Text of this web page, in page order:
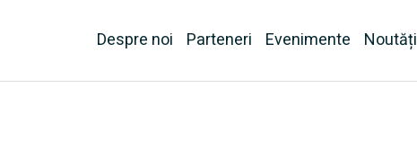
Despre noi Parteneri Evenimente Noutăți